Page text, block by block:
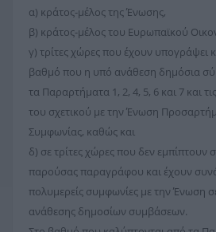
α) κράτος-μέλος της Ένωσης,
β) κράτος-μέλος του Ευρωπαϊκού
γ) τρίτες χώρες που έχουν υπογράψει
βαθμό που η υπό ανάθεση δημόσια
τα Παραρτήματα 1, 2, 4, 5, 6 και 7 και
του σχετικού με την Ένωση
Συμφωνίας, καθώς και
δ) σε τρίτες χώρες που δεν εμπίπτουν
παρούσας παραγράφου και έχουν
πολυμερείς συμφωνίες με την Ένωση
ανάθεσης δημοσίων συμβάσεων.